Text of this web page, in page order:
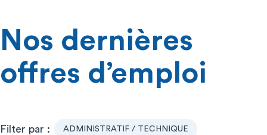
Nos dernières
offres d’emploi
ADMINISTRATIF / TECHNIQUE